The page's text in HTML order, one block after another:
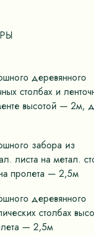
деревянного
столбах и
высотой — 2м,
забора из
листа на метал.
пролета — 2,5м
деревянного
столбах
— 2,5м